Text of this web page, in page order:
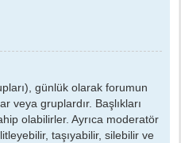
günlük olarak forumun
veya gruplardır. Başlıkları
olabilirler. Ayrıca moderatör
taşıyabilir, silebilir ve